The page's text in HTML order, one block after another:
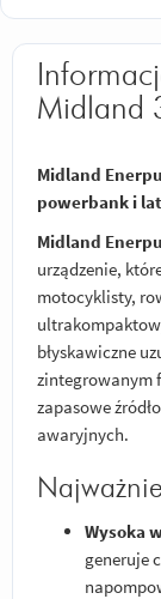
Midland
Midland
powerbank i
Midland
urządzenie,
motocyklisty,
błyskawiczne
zintegrowanym
zapasowe
awaryjnych.
Wysoka
generuje